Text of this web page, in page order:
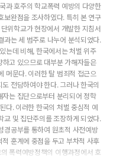
과 호주의 학교폭력 예방의 다양한
보완점을 조사하였다. 특히 본 연구
위학교가 현장에서 개발한 지침서
과는 세 범주로 나누어 분석되었다.
는데 비해, 한국에서는 처벌 위주
고 있으므로 대부분 가해자들은
머문다. 이러한 탈 범죄적 접근으
전담하여야 한다. 그러나 한국의
는 집단으로부터 분리되어 정학
다. 이러한 한국의 처벌 중심적 예
교 및 집단주의를 조장하게 되었다.
경공부를 통하여 원초적 사전예방
훈계에 중점을 두고 부차적 사후
폭력예방정책의 이행과정에서 호